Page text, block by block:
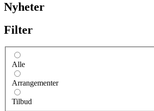
Nyheter
Filter
Alle
Arrangementer
Tilbud